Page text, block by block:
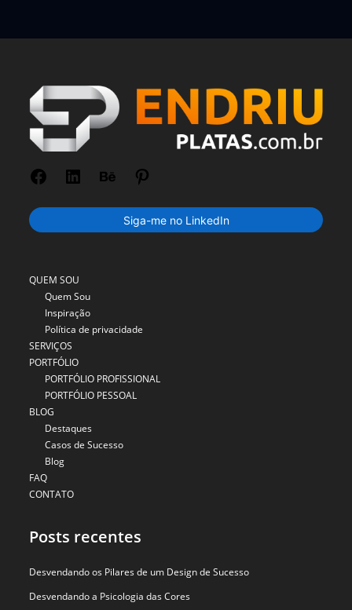
Siga-me no LinkedIn
QUEM SOU
Quem Sou
Inspiração
Política de privacidade
SERVIÇOS
PORTFÓLIO
PORTFÓLIO PROFISSIONAL
PORTFÓLIO PESSOAL
BLOG
Destaques
Casos de Sucesso
Blog
FAQ
CONTATO
Posts recentes
Desvendando os Pilares de um Design de Sucesso
Desvendando a Psicologia das Cores